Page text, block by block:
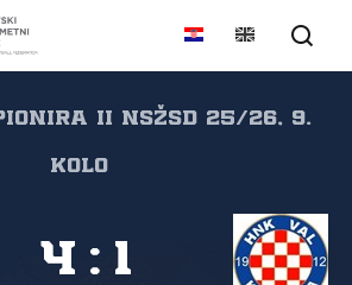
II NSŽSD 25/26, 9.
kolo
4 : 1